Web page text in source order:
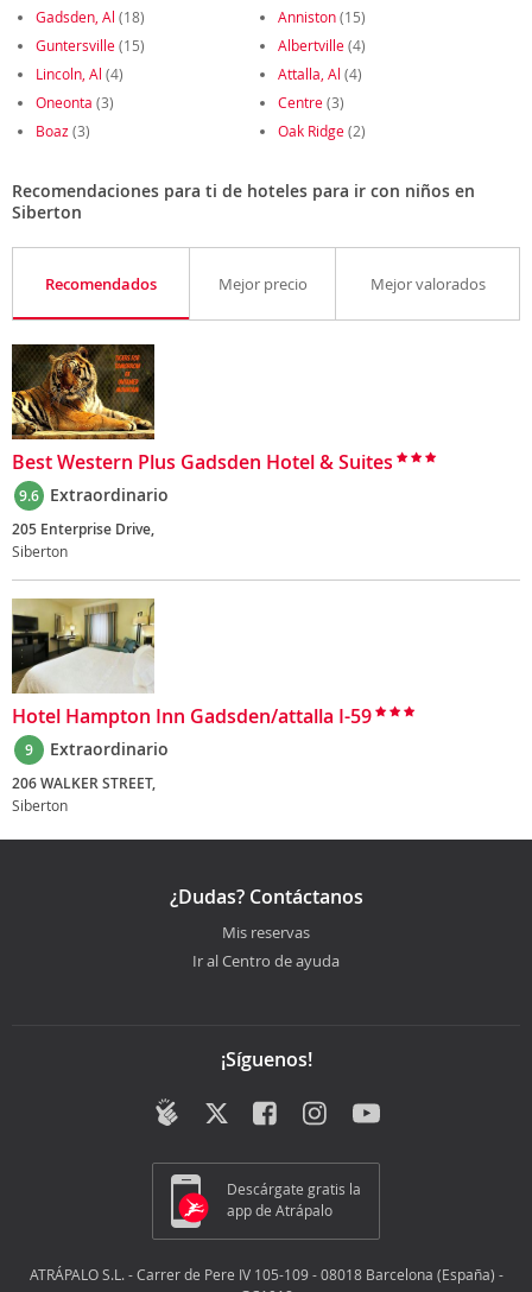
Gadsden, Al (18) Anniston(15)
Guntersville(15) Albertville(4)
Lincoln, Al (4) Attalla, Al (4)
Oneonta (3) Centre(3)
Boaz (3) Oak Ridge(2)
Recomendaciones para ti de hoteles para ir con niños en
Siberton
Recomendados Mejor precio Mejor valorados
Best Western Plus Gadsden Hotel & Suites
9.6 Extraordinario
205 Enterprise Drive,
Siberton
Hotel Hampton Inn Gadsden/attalla I-59
9 Extraordinario
206 WALKER STREET,
Siberton
¿Dudas? Contáctanos
Mis reservas
Ir al Centro de ayuda
¡Síguenos!
Descárgate gratis la
app de Atrápalo
ATRÁPALO S.L. - Carrer de Pere IV 105-109 - 08018 Barcelona (España) -